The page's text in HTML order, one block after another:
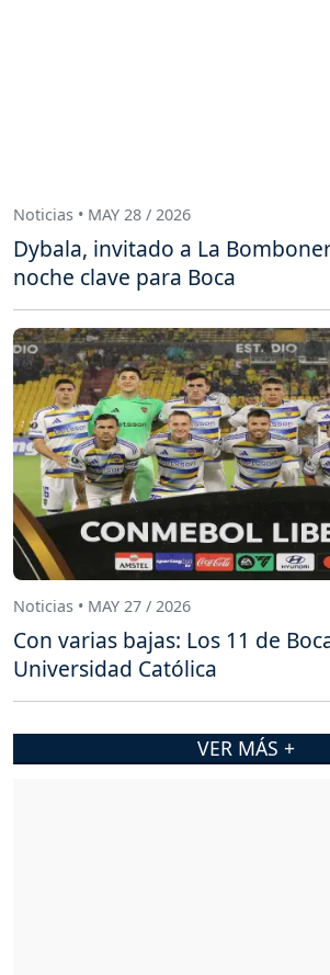
Noticias • MAY 28 / 2026
Dybala, invitado a La
noche clave para Boca
Noticias • MAY 27 / 2026
Con varias bajas: Los 11 de
Universidad Católica
VER MÁS +